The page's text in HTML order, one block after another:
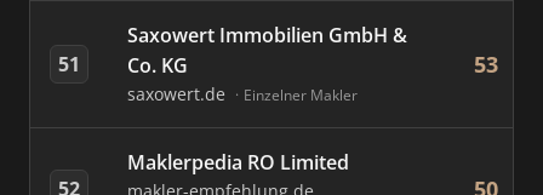
51
Saxowert Immobilien GmbH &
Co. KG
saxowert.de Einzelner Makler
53
52
Maklerpedia RO Limited
50